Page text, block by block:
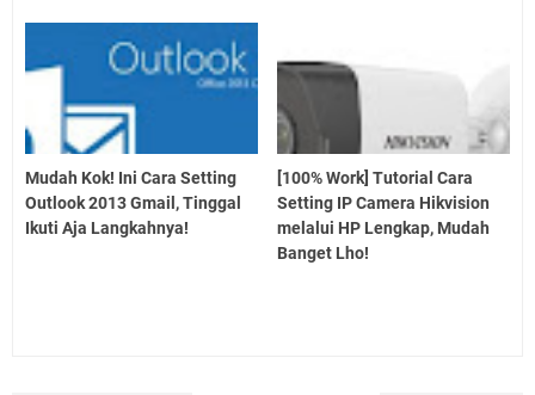
Mudah Kok! Ini Cara Setting
Outlook 2013 Gmail, Tinggal
Ikuti Aja Langkahnya!
[100% Work] Tutorial Cara
Setting IP Camera Hikvision
melalui HP Lengkap, Mudah
Banget Lho!